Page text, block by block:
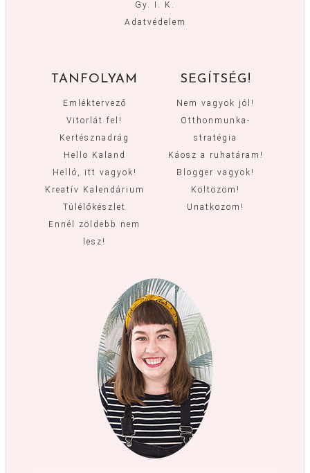
Gy. I. K.
Adatvédelem
TANFOLYAM
Emléktervező
Vitorlát fel!
Kertésznadrág
Hello Kaland
Helló, itt vagyok!
Kreatív Kalendárium
Túlélőkészlet
Ennél zöldebb nem
lesz!
SEGÍTSÉG!
Nem vagyok jól!
Otthonmunka-
stratégia
Káosz a ruhatáram!
Blogger vagyok!
Költözöm!
Unatkozom!